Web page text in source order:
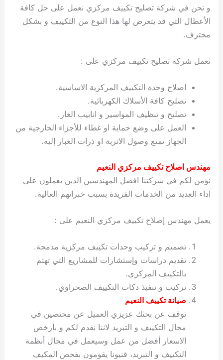
و نحن في شركة تصليح تكييف مركزي نعمل على حل كافة
الأعطال التي قد يتعرض لها هذا النوع من التكييف و بشكل
محترف.
تعمل شركة تصليح تكييف مركزي على :
اصلاح وحدة التكييف المركزية الاساسية.
تصليح كافة الأسلاك الكهربائية.
تصليح و تنظيف المواسير و انابيب الغاز.
العمل على وضع حماية او غطاء للأجزاء الخارجية من
الجهاز تمتع وصول الاتربة او ذرات الغبار إليه.
مهندس اصلاح تكييف مركزي النعيم
نؤمن لكم في شركتنا افضل المهندسين الذين يعملون على
اداء العديد من الخدمات الفريدة بسبب خبراتهم العالية.
يعمل مهندس إصلاح تكييف مركزي النعيم على :
تصميم و تركيب وحدات تكييف مركزية مدمجة.
تقديم دراسات وإستشارات للمشاريع التي تهتم
بالتكييف المركزي.
تركيب و تنفيذ دكات التكييف الصحراوي.
صيانة تكييف النعيم
توقف عن بحثك عزيزي العميل عن مختصين في
مجال التكييف و التبريد لاننا نقدم لكم و بأرخص
الاسعار أفضل من عمل وسيعمل في مجال أنظمة
التكييف و التبريد، فنيونا يقومون بفحص المكيف